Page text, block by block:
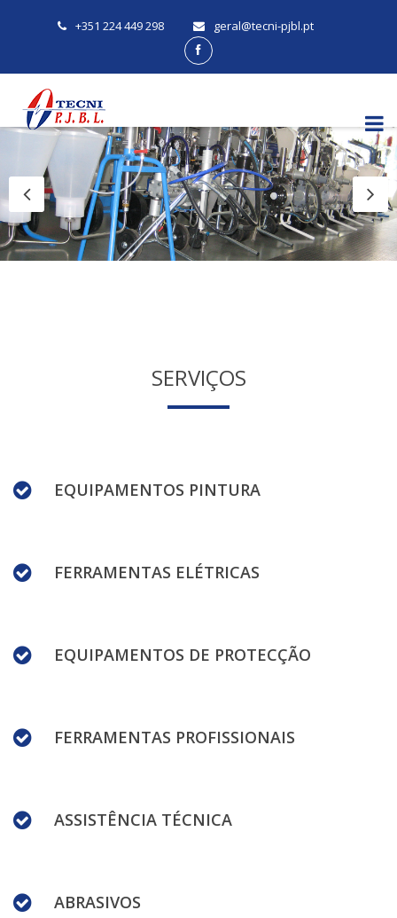
+351 224 449 298 geral@tecni-pjbl.pt
SERVIÇOS
EQUIPAMENTOS PINTURA
FERRAMENTAS ELÉTRICAS
EQUIPAMENTOS DE PROTECÇÃO
FERRAMENTAS PROFISSIONAIS
ASSISTÊNCIA TÉCNICA
ABRASIVOS